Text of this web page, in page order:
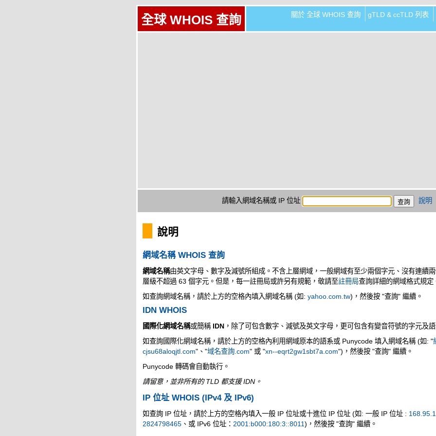
全球 WHOIS 查詢 關於 全球 WHOIS 查詢 gTLD & ccTLD 列表
請輸入網域名稱或 IP 位址 說明
說明
網域名稱 WHOIS 查詢
網域名稱由英文字母、數字及減號所組成。不含上層網域，一般網域有至少兩個字元、沒有連續
層級不超過 63 個字元。但是，每一註冊局或許另有規範，敬請至註冊局查詢詳細的網域格式規定
如查詢網域名稱，請於上方的空格內填入網域名稱 (如: yahoo.com.tw)，然後按 "查詢" 繼續。
IDN WHOIS
國際化網域名稱或簡稱 IDN ，除了可包含數字、減號及英文字母，更可包含有變音符號的字元及語
如查詢國際化網域名稱，請於上方的空格內利用網域原本的語系或 Punycode 填入網域名稱 (如: "
cjsu68aloqjtl.com"、"域名查詢.com" 或 "xn--eqrt2gw1sbt7a.com")，然後按 "查詢" 繼續。
Punycode 轉碼會自動執行。
請留意，並非所有的 TLD 都支援 IDN。
IP 位址 WHOIS (IPv4 及 IPv6)
如查詢 IP 位址，請於上方的空格內填入一般 IP 位址或十進位 IP 位址 (如: 一般 IP 位址 :
2824798465 、或 IPv6 位址： 2001:b000:180:3::8011)，然後按 "查詢" 繼續。